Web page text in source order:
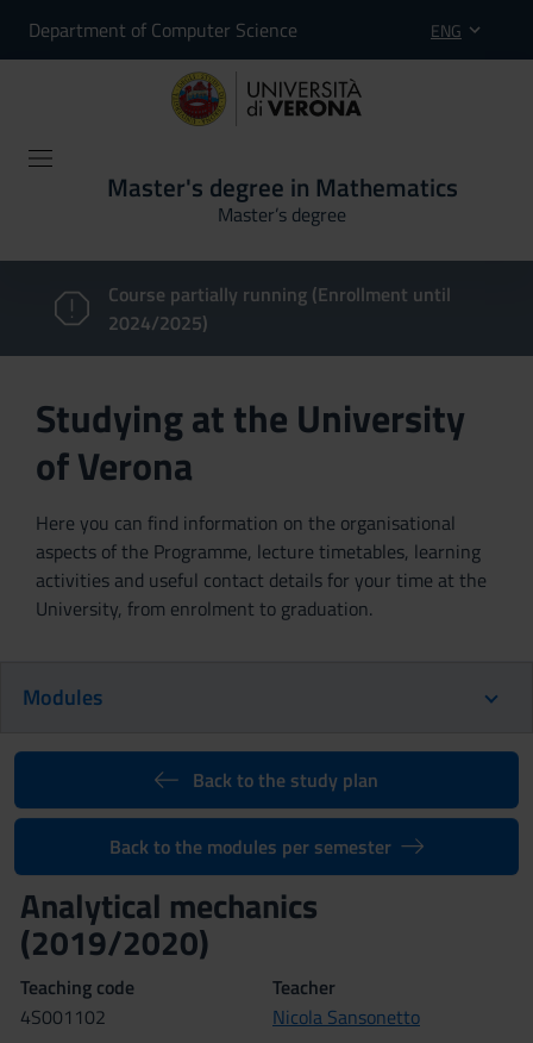
Department of Computer Science ENG
Master's degree in Mathematics
Master’s degree
Course partially running (Enrollment until
2024/2025)
Studying at the University
of Verona
Here you can find information on the organisational
aspects of the Programme, lecture timetables, learning
activities and useful contact details for your time at the
University, from enrolment to graduation.
Modules
Back to the study plan
Back to the modules per semester
Analytical mechanics
(2019/2020)
Teaching code
4S001102
Teacher
Nicola Sansonetto